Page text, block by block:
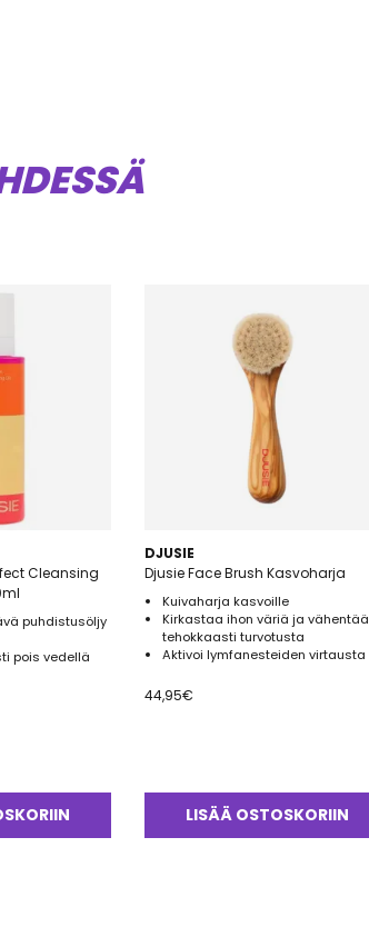
Cleansing
puhdistusöljy
pois vedellä
DJUSIE
Djusie Face Brush Kasvoharja
Kuivaharja kasvoille
Kirkastaa ihon väriä ja vähentää
tehokkaasti turvotusta
Aktivoi lymfanesteiden virtausta
44,95€
LISÄÄ OSTOSKORIIN